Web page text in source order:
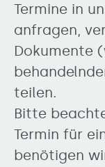
Termine in
anfragen,
Dokumente
teilen.
Bitte
Termin für
benötigen